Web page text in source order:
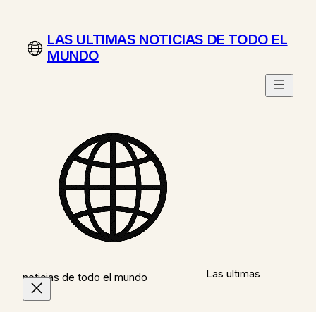
contenidoLAS ULTIMAS NOTICIAS DE TODO EL
MUNDO
Las ultimas
noticias de todo el mundo